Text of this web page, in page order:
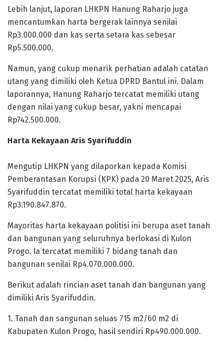
Lebih lanjut, laporan LHKPN Hanung Raharjo juga
mencantumkan harta bergerak lainnya senilai
Rp3.000.000 dan kas serta setara kas sebesar
Rp5.500.000.
Namun, yang cukup menarik perhatian adalah catatan
utang yang dimiliki oleh Ketua DPRD Bantul ini. Dalam
laporannya, Hanung Raharjo tercatat memiliki utang
dengan nilai yang cukup besar, yakni mencapai
Rp742.500.000.
Harta Kekayaan Aris Syarifuddin
Mengutip LHKPN yang dilaporkan kepada Komisi
Pemberantasan Korupsi (KPK) pada 20 Maret 2025, Aris
Syarifuddin tercatat memiliki total harta kekayaan
Rp3.190.847.870.
Mayoritas harta kekayaan politisi ini berupa aset tanah
dan bangunan yang seluruhnya berlokasi di Kulon
Progo. Ia tercatat memiliki 7 bidang tanah dan
bangunan senilai Rp4.070.000.000.
Berikut adalah rincian aset tanah dan bangunan yang
dimiliki Aris Syarifuddin.
1. Tanah dan sangunan seluas 715 m2/60 m2 di
Kabupaten Kulon Progo, hasil sendiri Rp490.000.000.